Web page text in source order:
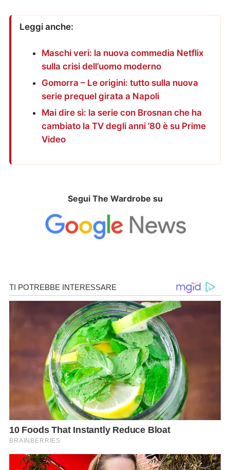
Leggi anche:
Maschi veri: la nuova commedia Netflix
sulla crisi dell’uomo moderno
Gomorra – Le origini: tutto sulla nuova
serie prequel girata a Napoli
Mai dire sì: la serie con Brosnan che ha
cambiato la TV degli anni ’80 è su Prime
Video
Segui The Wardrobe su